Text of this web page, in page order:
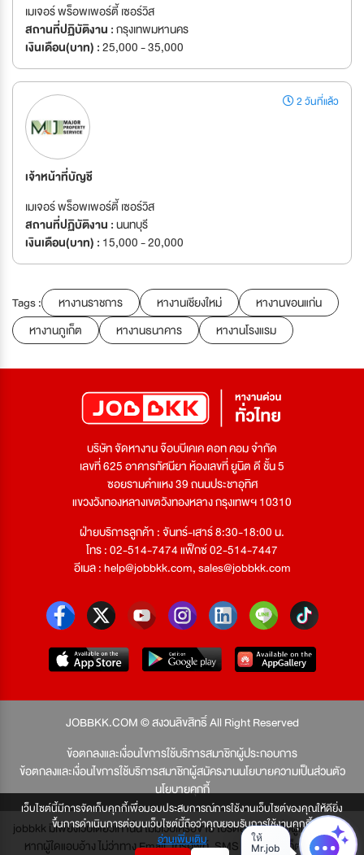
เว็บไซต์นี้มีการจัดเก็บคุกกี้เพื่อมอบประสบการณ์การใช้งานเว็บไซต์ของคุณให้ดียิ่ง
ขึ้นการดำเนินการต่อบนเว็บไซต์นี้ถือว่าคุณยอมรับการใช้งานคุกกี้
อ่านเพิ่มเติม
เมเจอร์ พร็อพเพอร์ตี้ เซอร์วิส
สถานที่ปฏิบัติงาน :กรุงเทพมหานคร
เงินเดือน(บาท) :25,000 - 35,000
2 วันที่แล้ว
เจ้าหน้าที่บัญชี
เมเจอร์ พร็อพเพอร์ตี้ เซอร์วิส
สถานที่ปฏิบัติงาน :นนทบุรี
เงินเดือน(บาท) : 15,000 - 20,000
Tags : หางานราชการ หางานเชียงใหม่
หางานขอนแก่น
หางานภูเก็ต
หางานธนาคาร หางานโรงแรม
บริษัท จัดหางาน จ๊อบบีเคเค ดอท คอม จำกัด
เลขที่ 625 อาคารทัศนียา ห้องเลขที่ ยูนิต ดี ชั้น 5
ซอยรามคำแหง 39 ถนนประชาอุทิศ
แขวงวังทองหลางเขตวังทองหลาง กรุงเทพฯ 10310
ฝ่ายบริการลูกค้า : จันทร์-เสาร์ 8:30-18:00 น.
โทร : 02-514-7474 แฟ็กซ์ 02-514-7447
อีเมล :help@jobbkk.com,sales@jobbkk.com
JOBBKK.COM © สงวนลิขสิทธิ์ All Right Reserved
ข้อตกลงและเงื่อนไขการใช้บริการสมาชิกผู้ประกอบการ
ข้อตกลงและเงื่อนไขการใช้บริการสมาชิกผู้สมัครงานนโยบายความเป็นส่วนตัว
นโยบายคุกกี้
jobbkk มีเพียงเว็บเดียวเท่านั้น ไม่มีเว็บเครือข่าย โปรดอย่าหลงเชื่อผู้แอบอ้าง และ
หากผู้ใดแอบอ้าง ไม่ว่าทาง Email, โทรศัพท์, SMS หรือทางใดก็ตาม จะถูก